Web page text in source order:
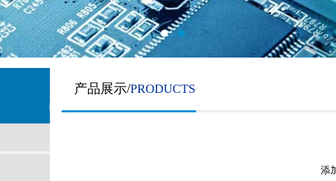
产品展示/PRODUCTS
添